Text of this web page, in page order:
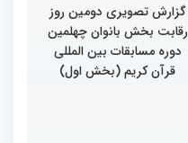
گزارش تصویری دومین روز
رقابت بخش بانوان چهلمین
دوره مسابقات بین المللی
قرآن کریم (بخش اول)